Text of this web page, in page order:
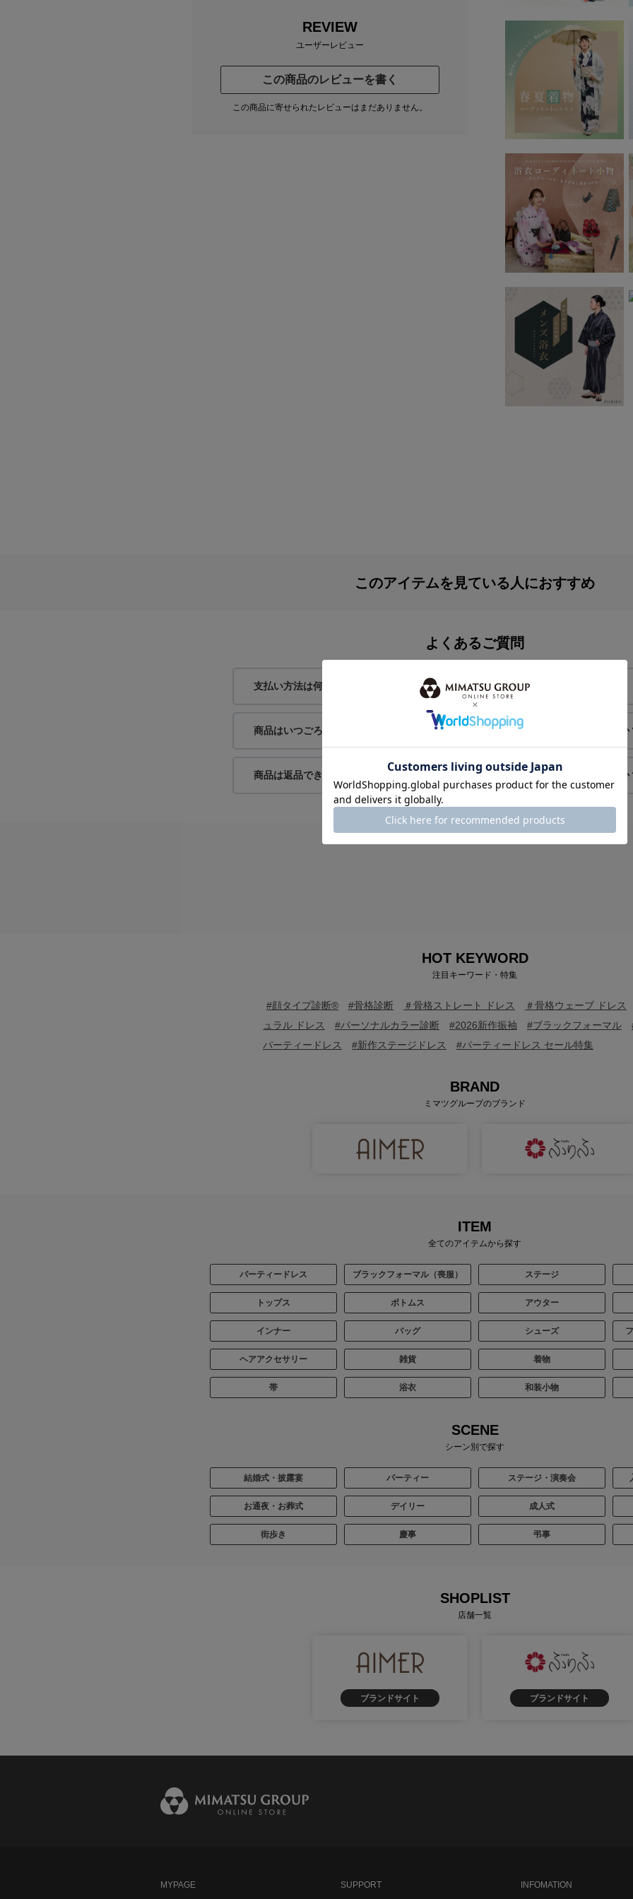
REVIEW
ユーザーレビュー
この商品のレビューを書く
この商品に寄せられたレビューはまだありません。
このアイテムを見ている人におすすめ
よくあるご質問
支払い方法は何がありますか？ 送料はかかりますか？
商品はいつごろ届きますか？ 色・サイズ交換はできますか
商品は返品できますか？ 注文をキャンセルできますか
チェックしたアイテム
HOT KEYWORD
注目キーワード・特集
#顔タイプ診断® #骨格診断 ＃骨格ストレート ドレス ＃骨格ウェーブ ドレス
ュラル ドレス
#パーソナルカラー診断 #2026新作振袖 #ブラックフォーマル
パーティードレス
#新作ステージドレス #パーティードレス セール特集
BRAND
ミマツグループのブランド
ITEM
全てのアイテムから探す
パーティードレス ブラックフォーマル（喪服） ステージ
トップス ボトムス アウター
インナー バッグ シューズ
ヘアアクセサリー 雑貨 着物
帯 浴衣 和装小物
SCENE
シーン別で探す
結婚式・披露宴 パーティー ステージ・演奏会
お通夜・お葬式 デイリー 成人式
街歩き 慶事 弔事
SHOPLIST
店舗一覧
ブランドサイト ブランドサイト
MYPAGE SUPPORT INFOMATION